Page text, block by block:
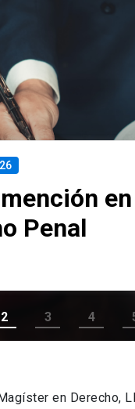
en
Penal
2 3 4
en Derecho,